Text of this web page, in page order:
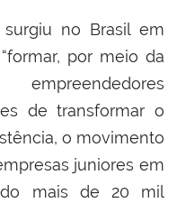
no Brasil em
por meio da
de transformar o
o movimento
juniores em
mais de 20 mil